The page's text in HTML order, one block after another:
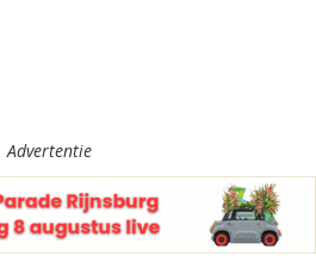
Advertentie